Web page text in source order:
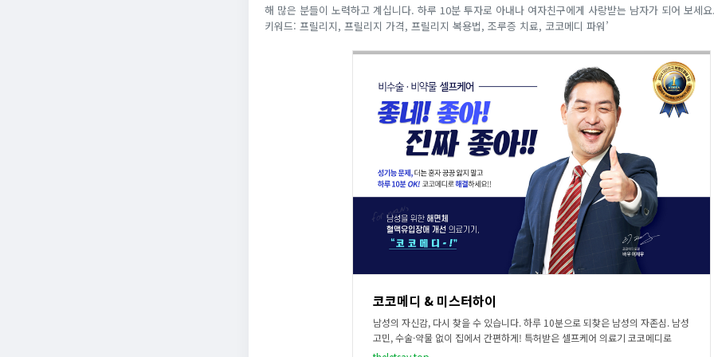
해 많은 분들이 노력하고 계십니다. 하루 10분 투자로 아내나 여자친구에게 사랑받는 남자가 되어 보세
키워드: 프릴리지, 프릴리지 가격, 프릴리지 복용법, 조루증 치료, 코코메디 파워’
코코메디 & 미스터하이
남성의 자신감, 다시 찾을 수 있습니다. 하루 10분으로 되찾은 남성의 자존심. 남성
고민, 수술·약물 없이 집에서 간편하게! 특허받은 셀프케어 의료기 코코메디로